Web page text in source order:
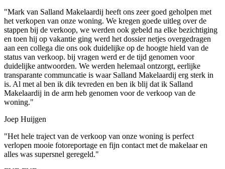
"Mark van Salland Makelaardij heeft ons zeer goed geholpen met
het verkopen van onze woning. We kregen goede uitleg over de
stappen bij de verkoop, we werden ook gebeld na elke bezichtiging
en toen hij op vakantie ging werd het dossier netjes overgedragen
aan een collega die ons ook duidelijke op de hoogte hield van de
status van verkoop. bij vragen werd er de tijd genomen voor
duidelijke antwoorden. We werden helemaal ontzorgt, eerlijke
transparante communcatie is waar Salland Makelaardij erg sterk in
is. Al met al ben ik dik tevreden en ben ik blij dat ik Salland
Makelaardij in de arm heb genomen voor de verkoop van de
woning."
Joep Huijgen
"Het hele traject van de verkoop van onze woning is perfect
verlopen mooie fotoreportage en fijn contact met de makelaar en
alles was supersnel geregeld."